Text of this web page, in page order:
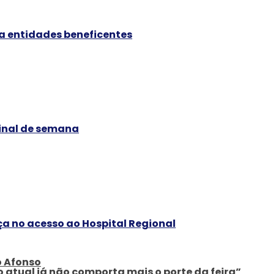
entidades beneficentes
de semana
no acesso ao Hospital Regional
Afonso